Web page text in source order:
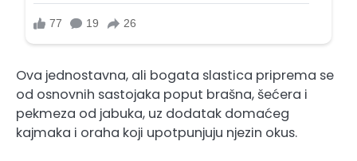
Ova jednostavna, ali bogata slastica priprema se
od osnovnih sastojaka poput brašna, šećera i
pekmeza od jabuka, uz dodatak domaćeg
kajmaka i oraha koji upotpunjuju njezin okus.